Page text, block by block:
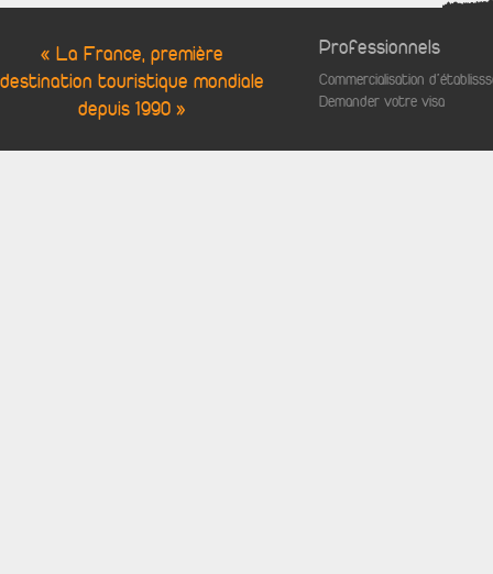
« La France, première
destination touristique mondiale
depuis 1990 »
Professionnels
Commercialisation
Demander votre visa